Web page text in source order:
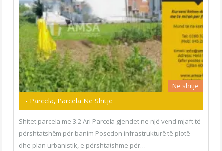
Në shitje
- Parcela, Parcela Në Shitje
Shitet parcela me 3.2 Ari Parcela gjendet ne një vend mjaft të
përshtatshëm për banim Posedon infrastrukturë të plotë
dhe plan urbanistik, e përshtatshme për…